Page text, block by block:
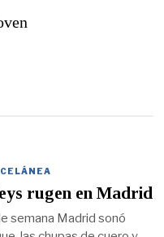
rugen en Madrid
semana Madrid sonó